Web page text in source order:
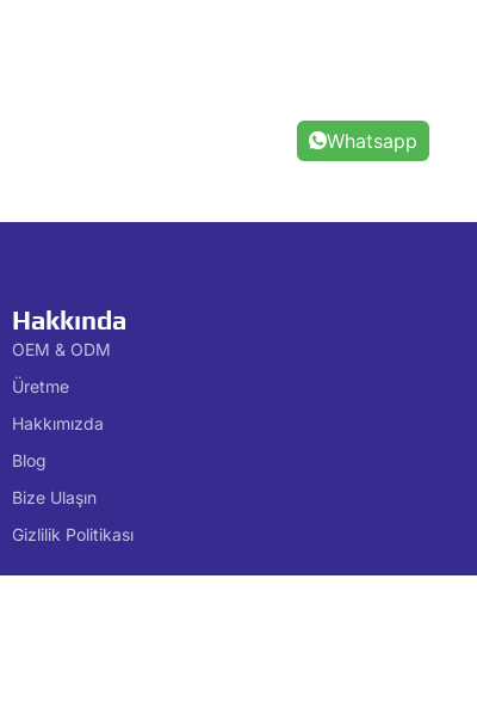
Hakkında
OEM & ODM
Üretme
Hakkımızda
Blog
Bize Ulaşın
Gizlilik Politikası
Whatsapp